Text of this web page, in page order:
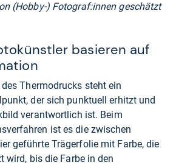
(Hobby-) Fotograf:innen geschätzt
basieren auf
Thermodrucks steht ein
der sich punktuell erhitzt und
verantwortlich ist. Beim
ist es die zwischen
geführte Trägerfolie mit Farbe, die
wird, bis die Farbe in den